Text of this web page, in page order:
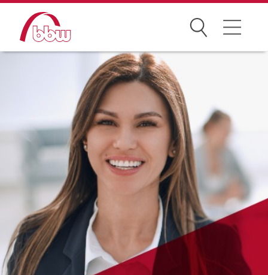
Suchen
Förderungen
Projekte
Über uns
News Archiv